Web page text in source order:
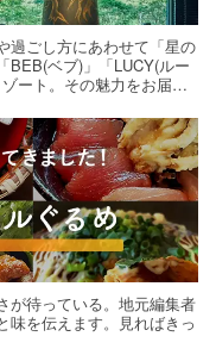
過ごし方にあわせて「星の
BEB(ベブ)」「LUCY(ルー
ート。その魅力をお届け
が待っている。地元編集者
味を伝えます。見ればきっ